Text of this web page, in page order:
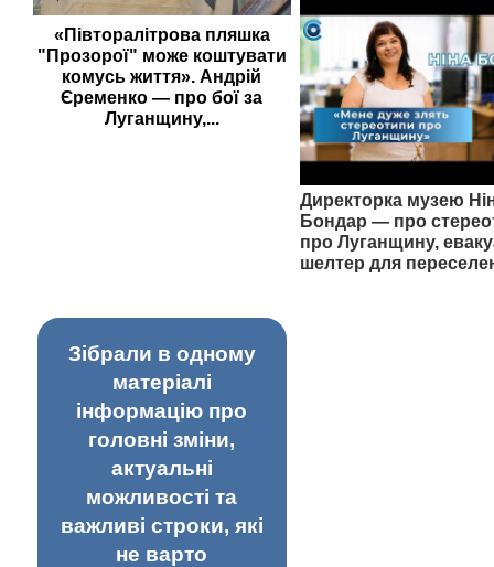
«Півторалітрова пляшка
"Прозорої" може коштувати
комусь життя». Андрій
Єременко — про бої за
Луганщину,...
Директорка музею
Бондар — про
про Луганщину,
шелтер для
Зібрали в одному
матеріалі
інформацію про
головні зміни,
актуальні
можливості та
важливі строки, які
не варто